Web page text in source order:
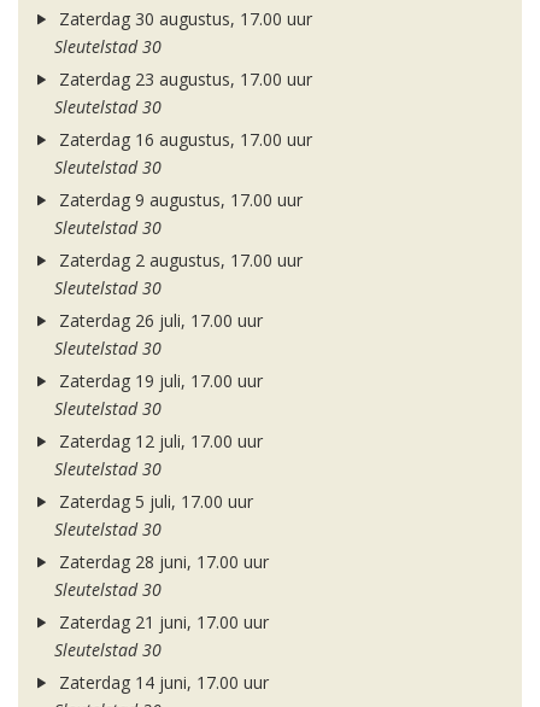
Zaterdag 30 augustus, 17.00 uur
Sleutelstad 30
Zaterdag 23 augustus, 17.00 uur
Sleutelstad 30
Zaterdag 16 augustus, 17.00 uur
Sleutelstad 30
Zaterdag 9 augustus, 17.00 uur
Sleutelstad 30
Zaterdag 2 augustus, 17.00 uur
Sleutelstad 30
Zaterdag 26 juli, 17.00 uur
Sleutelstad 30
Zaterdag 19 juli, 17.00 uur
Sleutelstad 30
Zaterdag 12 juli, 17.00 uur
Sleutelstad 30
Zaterdag 5 juli, 17.00 uur
Sleutelstad 30
Zaterdag 28 juni, 17.00 uur
Sleutelstad 30
Zaterdag 21 juni, 17.00 uur
Sleutelstad 30
Zaterdag 14 juni, 17.00 uur